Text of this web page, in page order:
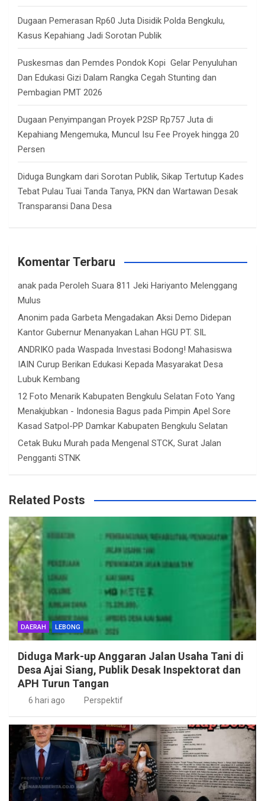
Dugaan Pemerasan Rp60 Juta Disidik Polda Bengkulu,
Kasus Kepahiang Jadi Sorotan Publik
Puskesmas dan Pemdes Pondok Kopi Gelar Penyuluhan
Dan Edukasi Gizi Dalam Rangka Cegah Stunting dan
Pembagian PMT 2026
Dugaan Penyimpangan Proyek P2SP Rp757 Juta di
Kepahiang Mengemuka, Muncul Isu Fee Proyek hingga 20
Persen
Diduga Bungkam dari Sorotan Publik, Sikap Tertutup Kades
Tebat Pulau Tuai Tanda Tanya, PKN dan Wartawan Desak
Transparansi Dana Desa
Komentar Terbaru
anak pada Peroleh Suara 811 Jeki Hariyanto Melenggang
Mulus
Anonim pada Garbeta Mengadakan Aksi Demo Didepan
Kantor Gubernur Menanyakan Lahan HGU PT. SIL
ANDRIKO pada Waspada Investasi Bodong! Mahasiswa
IAIN Curup Berikan Edukasi Kepada Masyarakat Desa
Lubuk Kembang
12 Foto Menarik Kabupaten Bengkulu Selatan Foto Yang
Menakjubkan - Indonesia Bagus pada Pimpin Apel Sore
Kasad Satpol-PP Damkar Kabupaten Bengkulu Selatan
Cetak Buku Murah pada Mengenal STCK, Surat Jalan
Pengganti STNK
Related Posts
DAERAH LEBONG
Diduga Mark-up Anggaran Jalan Usaha Tani di
Desa Ajai Siang, Publik Desak Inspektorat dan
APH Turun Tangan
6 hari ago Perspektif